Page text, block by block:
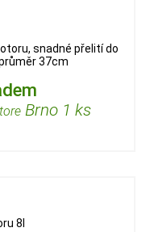
snadné přelití do
37cm
Brno 1 ks
8l